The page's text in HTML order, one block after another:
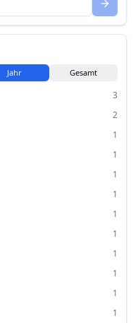
Jahr Gesamt
3
2
1
1
1
1
1
1
1
1
1
1